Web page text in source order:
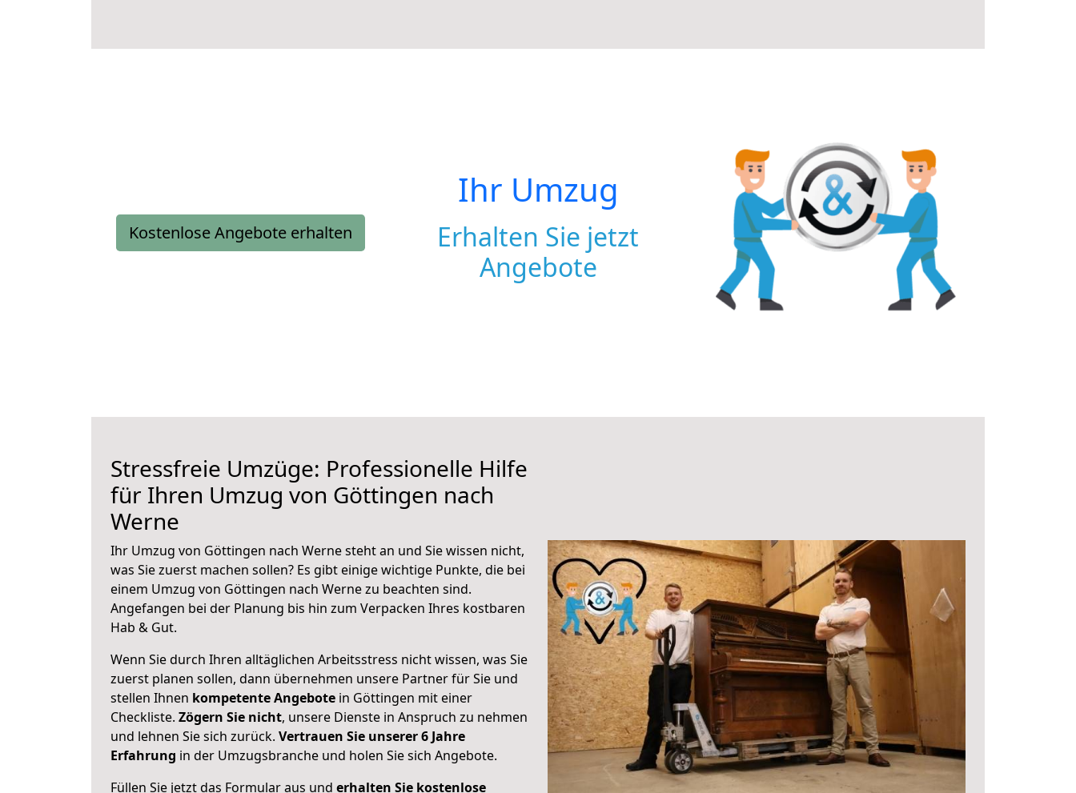
Kostenlose Angebote erhalten
Ihr Umzug
Erhalten Sie jetzt
Angebote
Stressfreie Umzüge: Professionelle Hilfe
für Ihren Umzug von Göttingen nach
Werne
Ihr Umzug von Göttingen nach Werne steht an und Sie wissen nicht,
was Sie zuerst machen sollen? Es gibt einige wichtige Punkte, die bei
einem Umzug von Göttingen nach Werne zu beachten sind.
Angefangen bei der Planung bis hin zum Verpacken Ihres kostbaren
Hab & Gut.
Wenn Sie durch Ihren alltäglichen Arbeitsstress nicht wissen, was Sie
zuerst planen sollen, dann übernehmen unsere Partner für Sie und
stellen Ihnen kompetente Angebote in Göttingen mit einer
Checkliste. Zögern Sie nicht, unsere Dienste in Anspruch zu nehmen
und lehnen Sie sich zurück. Vertrauen Sie unserer 6 Jahre
Erfahrung in der Umzugsbranche und holen Sie sich Angebote.
Füllen Sie jetzt das Formular aus und erhalten Sie kostenlose